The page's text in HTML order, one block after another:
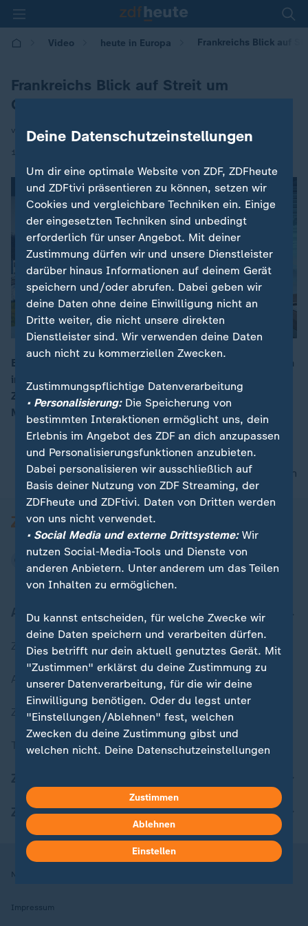
Video heute in Europa Frankreichs Blick auf
Frankreichs Blick auf Streit um
Grönland
von Andreas Klinner, Anna Warsberg
15.01.2026 | 16:00
00:17
Europäische Soldaten machen eine Erkundungsmission
in Grönland, auch Frankreich ist beteiligt. Welchen
Zweck hat diese Mission für Frankreich und wie ist
Macrons Verhältnis zu Trump?
nach oben
Aktuell bei ZDFheute
Zuletzt veröffentlicht
Aktuelle Sendungs-Videos
ZDFheute Stories
Themen im Überblick
ZDFheute Apps
Nutzungsbedingungen
Impressum
Deine Datenschutzeinstellungen
Um dir eine optimale Website von ZDF, ZDFheute
und ZDFtivi präsentieren zu können, setzen wir
Cookies und vergleichbare Techniken ein. Einige
der eingesetzten Techniken sind unbedingt
erforderlich für unser Angebot. Mit deiner
Zustimmung dürfen wir und unsere Dienstleister
darüber hinaus Informationen auf deinem Gerät
speichern und/oder abrufen. Dabei geben wir
deine Daten ohne deine Einwilligung nicht an
Dritte weiter, die nicht unsere direkten
Dienstleister sind. Wir verwenden deine Daten
auch nicht zu kommerziellen Zwecken.
Zustimmungspflichtige Datenverarbeitung
• Personalisierung:Die Speicherung von
bestimmten Interaktionen ermöglicht uns, dein
Erlebnis im Angebot des ZDF an dich anzupassen
und Personalisierungsfunktionen anzubieten.
Dabei personalisieren wir ausschließlich auf
Basis deiner Nutzung von ZDF Streaming, der
ZDFheute und ZDFtivi. Daten von Dritten werden
von uns nicht verwendet.
• Social Media und externe Drittsysteme:Wir
nutzen Social-Media-Tools und Dienste von
anderen Anbietern. Unter anderem um das Teilen
von Inhalten zu ermöglichen.
Du kannst entscheiden, für welche Zwecke wir
deine Daten speichern und verarbeiten dürfen.
Dies betrifft nur dein aktuell genutztes Gerät. Mit
"Zustimmen" erklärst du deine Zustimmung zu
unserer Datenverarbeitung, für die wir deine
Einwilligung benötigen. Oder du legst unter
"Einstellungen/Ablehnen" fest, welchen
Zwecken du deine Zustimmung gibst und
welchen nicht. Deine Datenschutzeinstellungen
Hier findest du das Impressum.
Weitere Informationen findest du in unserer
Datenschutzerklärung.
Zustimmen
Ablehnen
Einstellen